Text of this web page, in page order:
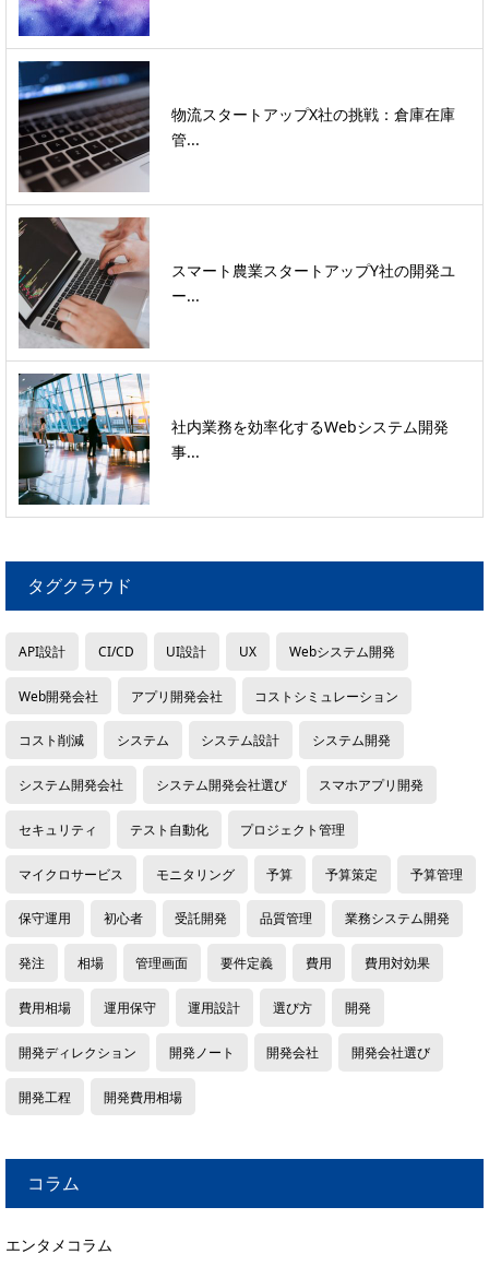
物流スタートアップX社の挑戦：倉庫在庫
管...
スマート農業スタートアップY社の開発ユ
ー...
社内業務を効率化するWebシステム開発
事...
タグクラウド
API設計 CI/CD UI設計 UX Webシステム開発
Web開発会社 アプリ開発会社 コストシミュレーション
コスト削減 システム システム設計 システム開発
システム開発会社 システム開発会社選び スマホアプリ開発
セキュリティ テスト自動化 プロジェクト管理
マイクロサービス モニタリング 予算 予算策定 予算管理
保守運用 初心者 受託開発 品質管理 業務システム開発
発注 相場 管理画面 要件定義 費用 費用対効果
費用相場 運用保守 運用設計 選び方 開発
開発ディレクション 開発ノート 開発会社 開発会社選び
開発工程 開発費用相場
コラム
エンタメコラム